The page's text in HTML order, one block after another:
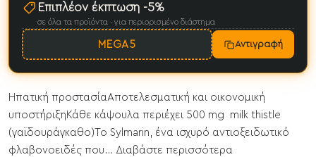
Επιπλέον έκπτωση -5%
σε όλα τα προϊόντα · για περιορισμένο διάστημα
MEGA5 Αντιγραφή
Ηπατική προστασίαΑποτελεσματική και οικονομική
υποστήριξηΚάθε κάψουλα περιέχει 500 mg milk thistle
(γαϊδουράγκαθο)Το Sylmarin, ένα ισχυρό αντιοξειδωτικό
φλαβονοειδές που... Διαβάστε περισσότερα